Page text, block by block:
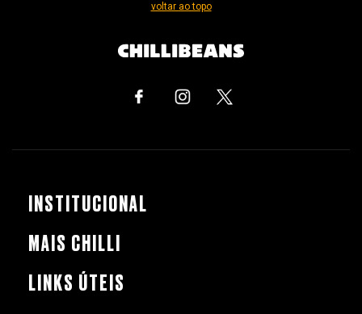
voltar ao topo
INSTITUCIONAL
MAIS CHILLI
LINKS ÚTEIS